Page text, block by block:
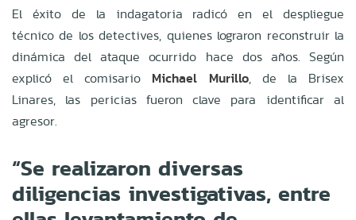
El éxito de la indagatoria radicó en el despliegue
técnico de los detectives, quienes lograron reconstruir la
dinámica del ataque ocurrido hace dos años. Según
explicó el comisario Michael Murillo, de la Brisex
Linares, las pericias fueron clave para identificar al
agresor.
“Se realizaron diversas
diligencias investigativas, entre